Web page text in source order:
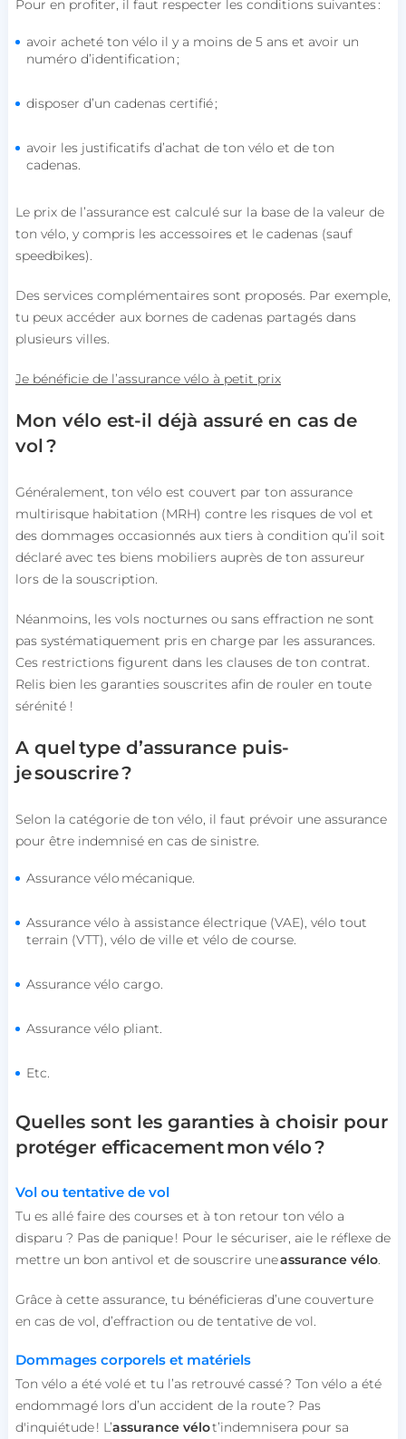
Pour en profiter, il faut respecter les conditions suivantes :
avoir acheté ton vélo il y a moins de 5 ans et avoir un
numéro d’identification ;
disposer d’un cadenas certifié ;
avoir les justificatifs d’achat de ton vélo et de ton
cadenas.
Le prix de l’assurance est calculé sur la base de la valeur de
ton vélo, y compris les accessoires et le cadenas (sauf
speedbikes).
Des services complémentaires sont proposés. Par exemple,
tu peux accéder aux bornes de cadenas partagés dans
plusieurs villes.
Je bénéficie de l’assurance vélo à petit prix
Mon vélo est-il déjà assuré en cas de
vol ?
Généralement, ton vélo est couvert par ton assurance
multirisque habitation (MRH) contre les risques de vol et
des dommages occasionnés aux tiers à condition qu’il soit
déclaré avec tes biens mobiliers auprès de ton assureur
lors de la souscription.
Néanmoins, les vols nocturnes ou sans effraction ne sont
pas systématiquement pris en charge par les assurances.
Ces restrictions figurent dans les clauses de ton contrat.
Relis bien les garanties souscrites afin de rouler en toute
sérénité !
A quel type d’assurance puis-
je souscrire ?
Selon la catégorie de ton vélo, il faut prévoir une assurance
pour être indemnisé en cas de sinistre.
Assurance vélo mécanique.
Assurance vélo à assistance électrique (VAE), vélo tout
terrain (VTT), vélo de ville et vélo de course.
Assurance vélo cargo.
Assurance vélo pliant.
Etc.
Quelles sont les garanties à choisir pour
protéger efficacement mon vélo ?
Vol ou tentative de vol
Tu es allé faire des courses et à ton retour ton vélo a
disparu ? Pas de panique ! Pour le sécuriser, aie le réflexe de
mettre un bon antivol et de souscrire uneassurance vélo.
Grâce à cette assurance, tu bénéficieras d’une couverture
en cas de vol, d’effraction ou de tentative de vol.
Dommages corporels et matériels
Ton vélo a été volé et tu l’as retrouvé cassé ? Ton vélo a été
endommagé lors d’un accident de la route ? Pas
d'inquiétude ! L’assurance vélot’indemnisera pour sa